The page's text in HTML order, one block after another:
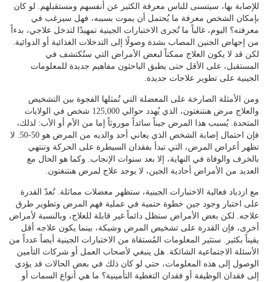
للإصابة بها، سيتسنى للناس معرفة الكثير عن أنفسهم ومستقبلهم. لو كان
بإمكان الشخص معرفة ما يُحتمل أن يموت بسببه، فهل سيرغب في
معرفته؟ اليوم، غالباً ما تُجرى الاختبارات الجينية تمهيدًا لتدخل علاجي، بدءاً
من إجهاض الجنين المصاب بشدة وصولًا إلى التدخلات الغذائية أو الدوائية.
لكن قد لا يكون العلاج ممكناً لبعض الأمراض التي ستُكتشف في
المستقبل، على الأقل حتى يطبق الباحثون مفاهيم جديدة للمعلومات
الجينية على تطوير علاجات جديدة.
ومن الأمثلة الصارخة على المعضلة التي تُمثلها الفجوة بين التشخيص
والعلاج مرض هنتنغتون، الذي يُهدد حوالي 125,000 شخص في الولايات
المتحدة. يُسبب هذا المرض جيناً سائداً موروثاً إما من الأم أو الأب: لذلك،
فإن احتمال إصابة الشخص الذي يعاني أحد والديه من المرض هو 50-50. لا
تظهر أعراض المرض، التي تبدأ بفقدان السيطرة على الحركة وتنتهي
بالخرف والوفاة في النهاية، إلا بعد سنوات الإنجاب. وكما هو الحال مع
العديد من الأمراض أحادية الجين، لا يوجد علاج لمرض هنتنغتون.
مع ازدياد فعالية الاختبارات الجينية، ستظهر معضلات مماثلة. تُعدّ القدرة
على اختبار وجود جين خطوة حتمية في عملية فهم المرض وتطوير طرق
علاجه. لكن بعض الأمراض ستظل دائماً غير قابلة للعلاج، وبالنسبة لأمراض
أخرى، فإن القدرة على تشخيص المرض وشيكة، بينما يكون علاجه أقل
يقيناً بكثير. ستثير المعلومات المُستقاة من الاختبارات الجينية أيضاً عدداً من
الأسئلة الاجتماعية الشائكة. هل ينبغي لأصحاب العمل أو شركات التأمين
الوصول إلى هذه المعلومات، حتى لو كان ذلك في بعض الحالات قد يؤدي
إلى فقدان الوظيفة أو فقدان التغطية التأمينية؟ ما هي أنواع السمات أو